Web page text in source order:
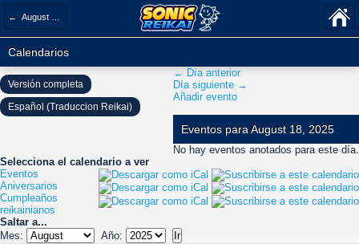
← August 2025
Calendarios
← Día anterior
Día siguiente →
Añadir evento
Eventos para August 18, 2025
No hay eventos anotados para este día.
Selecciona el calendario a ver
Eventos
Aniversarios
Cumpleaños
reikainianos
Saltar a...
Mes:
Año:
Versión completa
Español (Traduccion Reikai)